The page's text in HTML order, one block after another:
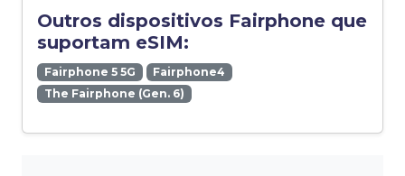
Outros dispositivos Fairphone que
suportam eSIM:
Fairphone 5 5G
Fairphone4
The Fairphone (Gen. 6)